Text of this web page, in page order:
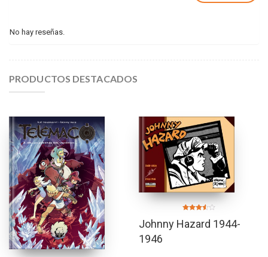
No hay reseñas.
PRODUCTOS DESTACADOS
en
3.50
Johnny Hazard 1944-
1946